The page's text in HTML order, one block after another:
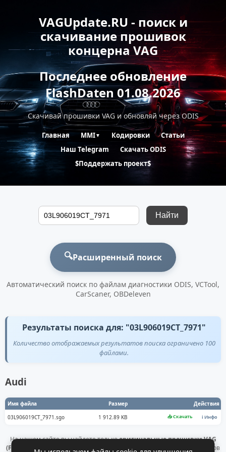
VAGUpdate.RU - поиск и
скачивание прошивок
концерна VAG
Последнее обновление
FlashDaten 01.08.2026
Скачивай прошивки VAG и обновляй через ODIS
Главная MMI▼ Кодировки
Статьи
Наш Telegram
Скачать ODIS
$Поддержать проект$
Найти
🔍Расширенный поиск
Автоматический поиск по файлам диагностики ODIS, VCTool,
CarScaner, OBDeleven
Результаты поиска для: "03L906019CT_7971"
Количество отображаемых результатов поиска ограничено 100
файлами.
Audi
Имя файла Размер
Действия
03L906019CT_7971.sgo
1 912.89 KB 📥 Скачать ℹ️ Инфо
На нашем сайте вы найдете толькооригинальные прошивки VAG
(Flashdaten)
. Все файлы получены напрямую с официальных серверов